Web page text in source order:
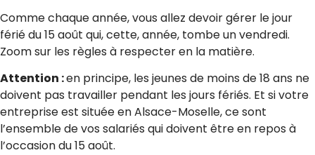
Comme chaque année, vous allez devoir gérer le jour
férié du 15 août qui, cette, année, tombe un vendredi.
Zoom sur les règles à respecter en la matière.
Attention :en principe, les jeunes de moins de 18 ans ne
doivent pas travailler pendant les jours fériés. Et si votre
entreprise est située en Alsace-Moselle, ce sont
l’ensemble de vos salariés qui doivent être en repos à
l’occasion du 15 août.